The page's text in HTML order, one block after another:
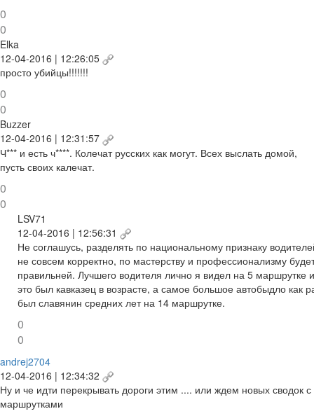
0
0
Elka
12-04-2016 | 12:26:05
просто убийцы!!!!!!!
0
0
Buzzer
12-04-2016 | 12:31:57
Ч*** и есть ч****. Колечат русских как могут. Всех выслать домой,
пусть своих калечат.
0
0
LSV71
12-04-2016 | 12:56:31
Не соглашусь, разделять по национальному признаку
не совсем корректно, по мастерству и профессионализму
правильней. Лучшего водителя лично я видел на 5 маршрутке и
это был кавказец в возрасте, а самое большое автобыдло как
был славянин средних лет на 14 маршрутке.
0
0
andrej2704
12-04-2016 | 12:34:32
Ну и че идти перекрывать дороги этим .... или ждем новых сводок с
маршрутками